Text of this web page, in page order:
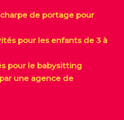
de portage pour
pour les enfants de 3 à
pour le babysitting
une agence de